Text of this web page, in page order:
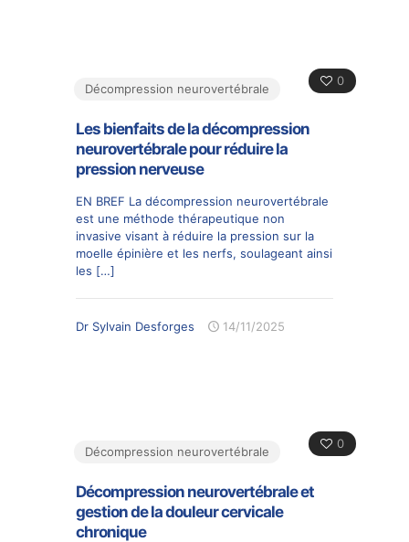
0
Décompression neurovertébrale
Les bienfaits de la décompression
neurovertébrale pour réduire la
pression nerveuse
EN BREF La décompression neurovertébrale
est une méthode thérapeutique non
invasive visant à réduire la pression sur la
moelle épinière et les nerfs, soulageant ainsi
les […]
Dr Sylvain Desforges 14/11/2025
0
Décompression neurovertébrale
Décompression neurovertébrale et
gestion de la douleur cervicale
chronique